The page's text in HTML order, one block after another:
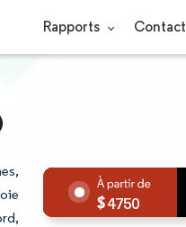
Rapports Contact
4750